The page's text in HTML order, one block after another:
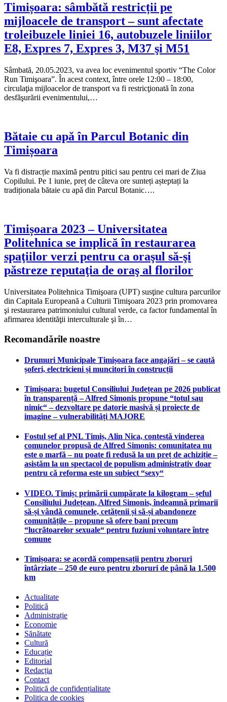
Timișoara: sâmbătă restricții pe
mijloacele de transport – sunt afectate
troleibuzele liniei 16, autobuzele liniilor
E8, Expres 7, Expres 3, M37 şi M51
Sâmbată, 20.05.2023, va avea loc evenimentul sportiv “The Color
Run Timişoara”. În acest context, între orele 12:00 – 18:00,
circulaţia mijloacelor de transport va fi restricţionată în zona
desfăşurării evenimentului,…
Bătaie cu apă în Parcul Botanic din
Timișoara
Va fi distracție maximă pentru pitici sau pentru cei mari de Ziua
Copilului. Pe 1 iunie, preț de câteva ore sunteți așteptați la
tradiționala bătaie cu apă din Parcul Botanic….
Timișoara 2023 – Universitatea
Politehnica se implică în restaurarea
spaţiilor verzi pentru ca oraşul să-şi
păstreze reputaţia de oraş al florilor
Universitatea Politehnica Timişoara (UPT) susţine cultura parcurilor
din Capitala Europeană a Culturii Timişoara 2023 prin promovarea
şi restaurarea patrimoniului cultural verde, ca factor fundamental în
afirmarea identităţii interculturale şi în…
Recomandările noastre
Drumuri Municipale Timișoara face angajări – se caută
șoferi, electricieni și muncitori în construcții
Timișoara: bugetul Consiliului Județean pe 2026 publicat
în transparență – Alfred Simonis propune “totul sau
nimic“ – dezvoltare pe datorie masivă și proiecte de
imagine – vulnerabilități MAJORE
Fostul șef al PNL Timiș, Alin Nica, contestă vinderea
comunelor propusă de Alfred Simonis: comunitatea nu
este o marfă – nu poate fi redusă la un preț de achiziție –
asistăm la un spectacol de populism administrativ doar
pentru că reforma este un subiect “sexy“
VIDEO. Timiș: primării cumpărate la kilogram – șeful
Consiliului Județean, Alfred Simonis, îndeamnă primarii
să-și vândă comunele, cetățenii și să-și abandoneze
comunitățile – propune să ofere bani precum
“lucrătoarelor sexuale“ pentru fuziuni voluntare între
comune
Timișoara: se acordă compensații pentru zboruri
întârziate – 250 de euro pentru zboruri de până la 1.500
km
Actualitate
Politică
Administrație
Economie
Sănătate
Cultură
Educație
Editorial
Redacția
Contact
Politică de confidențialitate
Politica de cookies